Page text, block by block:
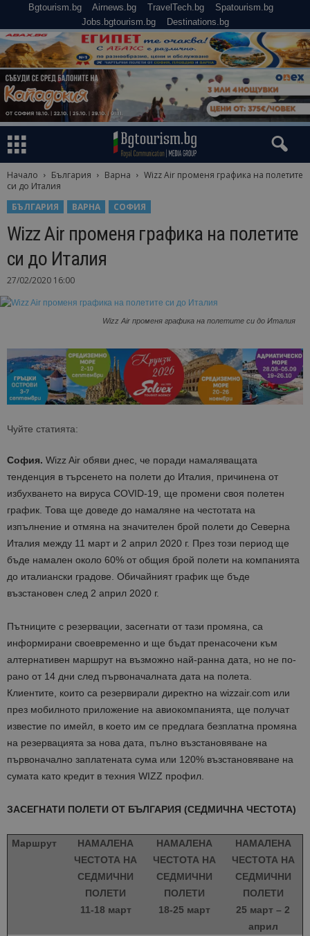
Bgtourism.bg Airnews.bg TravelTech.bg
Spatourism.bg
Jobs.bgtourism.bg
Destinations.bg
Начало България Варна
Wizz Air променя графика на полетите
си до Италия
БЪЛГАРИЯ
ВАРНА СОФИЯ
Wizz Air променя графика на полетите
си до Италия
27/02/2020 16:00
Wizz Air променя графика на полетите си до Италия
Чуйте статията:
София. Wizz Air обяви днес, че поради намаляващата
тенденция в търсенето на полети до Италия, причинена от
избухването на вируса COVID-19, ще промени своя полетен
график. Това ще доведе до намаляне на честотата на
изпълнение и отмяна на значителен брой полети до Северна
Италия между 11 март и 2 април 2020 г. През този период ще
бъде намален около 60% от общия брой полети на компанията
до италиански градове. Обичайният график ще бъде
възстановен след 2 април 2020 г.
Пътниците с резервации, засегнати от тази промяна, са
информирани своевременно и ще бъдат пренасочени към
алтернативен маршрут на възможно най-ранна дата, но не по-
рано от 14 дни след първоначалната дата на полета.
Клиентите, които са резервирали директно на wizzair.com или
през мобилното приложение на авиокомпанията, ще получат
известие по имейл, в което им се предлага безплатна промяна
на резервацията за нова дата, пълно възстановяване на
първоначално заплатената сума или 120% възстановяване на
сумата като кредит в техния WIZZ профил.
ЗАСЕГНАТИ ПОЛЕТИ ОТ БЪЛГАРИЯ (СЕДМИЧНА ЧЕСТОТА)
Маршрут
НАМАЛЕНА
ЧЕСТОТА НА
СЕДМИЧНИ
ПОЛЕТИ
11-18 март
НАМАЛЕНА
ЧЕСТОТА НА
СЕДМИЧНИ
ПОЛЕТИ
18-25 март
НАМАЛЕНА
ЧЕСТОТА НА
СЕДМИЧНИ
ПОЛЕТИ
25 март – 2
април